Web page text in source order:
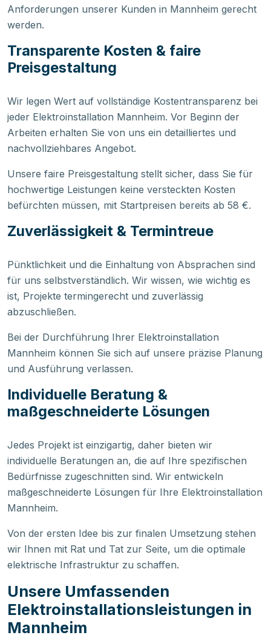
Anforderungen unserer Kunden in Mannheim gerecht
werden.
Transparente Kosten & faire
Preisgestaltung
Wir legen Wert auf vollständige Kostentransparenz bei
jeder Elektroinstallation Mannheim. Vor Beginn der
Arbeiten erhalten Sie von uns ein detailliertes und
nachvollziehbares Angebot.
Unsere faire Preisgestaltung stellt sicher, dass Sie für
hochwertige Leistungen keine versteckten Kosten
befürchten müssen, mit Startpreisen bereits ab 58 €.
Zuverlässigkeit & Termintreue
Pünktlichkeit und die Einhaltung von Absprachen sind
für uns selbstverständlich. Wir wissen, wie wichtig es
ist, Projekte termingerecht und zuverlässig
abzuschließen.
Bei der Durchführung Ihrer Elektroinstallation
Mannheim können Sie sich auf unsere präzise Planung
und Ausführung verlassen.
Individuelle Beratung &
maßgeschneiderte Lösungen
Jedes Projekt ist einzigartig, daher bieten wir
individuelle Beratungen an, die auf Ihre spezifischen
Bedürfnisse zugeschnitten sind. Wir entwickeln
maßgeschneiderte Lösungen für Ihre Elektroinstallation
Mannheim.
Von der ersten Idee bis zur finalen Umsetzung stehen
wir Ihnen mit Rat und Tat zur Seite, um die optimale
elektrische Infrastruktur zu schaffen.
Unsere Umfassenden
Elektroinstallationsleistungen in
Mannheim